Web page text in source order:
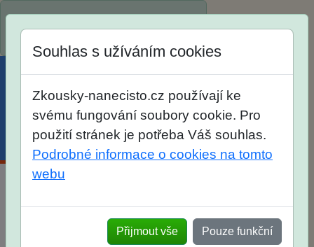
Menu Účet Košík
na SŠ? Vaše ohlasy po skutečných
přijímacích zkouškách
Souhlas s užíváním cookies
Zkousky-nanecisto.cz používají ke
svému fungování soubory cookie. Pro
použití stránek je potřeba Váš souhlas.
Podrobné informace o cookies na tomto
webu
Přijmout vše Pouze funkční